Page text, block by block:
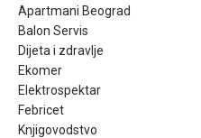
Apartmani Beograd
Balon Servis
Dijeta i zdravlje
Ekomer
Elektrospektar
Febricet
Knjigovodstvo